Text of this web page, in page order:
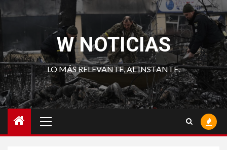
al
W NOTICIAS
LO MÁS RELEVANTE, AL INSTANTE.
principal